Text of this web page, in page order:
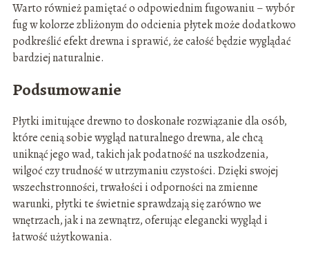
Warto również pamiętać o odpowiednim fugowaniu – wybór
fug w kolorze zbliżonym do odcienia płytek może dodatkowo
podkreślić efekt drewna i sprawić, że całość będzie wyglądać
bardziej naturalnie.
Podsumowanie
Płytki imitujące drewno to doskonałe rozwiązanie dla osób,
które cenią sobie wygląd naturalnego drewna, ale chcą
uniknąć jego wad, takich jak podatność na uszkodzenia,
wilgoć czy trudność w utrzymaniu czystości. Dzięki swojej
wszechstronności, trwałości i odporności na zmienne
warunki, płytki te świetnie sprawdzają się zarówno we
wnętrzach, jak i na zewnątrz, oferując elegancki wygląd i
łatwość użytkowania.